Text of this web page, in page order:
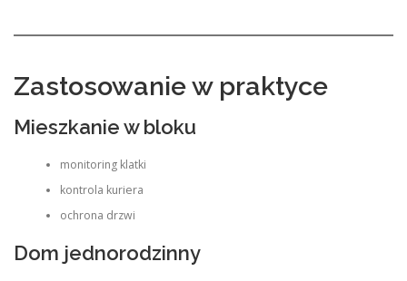
Zastosowanie w praktyce
Mieszkanie w bloku
monitoring klatki
kontrola kuriera
ochrona drzwi
Dom jednorodzinny